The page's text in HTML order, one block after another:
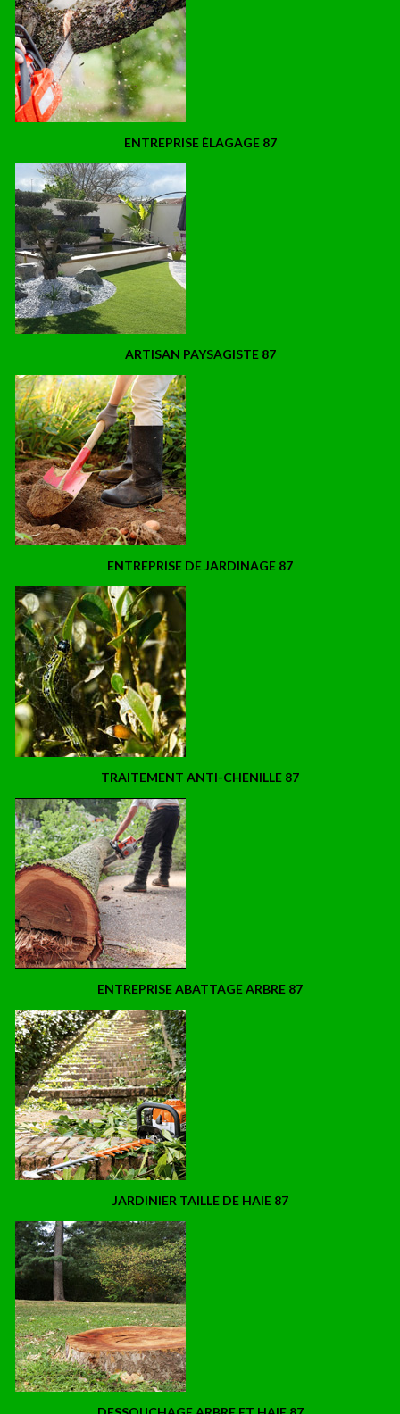
ENTREPRISE ÉLAGAGE 87
ARTISAN PAYSAGISTE 87
ENTREPRISE DE JARDINAGE 87
TRAITEMENT ANTI-CHENILLE 87
ENTREPRISE ABATTAGE ARBRE 87
JARDINIER TAILLE DE HAIE 87